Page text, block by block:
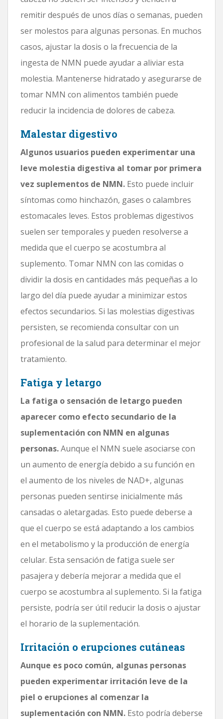
remitir después de unos días o semanas, pueden
ser molestos para algunas personas. En muchos
casos, ajustar la dosis o la frecuencia de la
ingesta de NMN puede ayudar a aliviar esta
molestia. Mantenerse hidratado y asegurarse de
tomar NMN con alimentos también puede
reducir la incidencia de dolores de cabeza.
Malestar digestivo
Algunos usuarios pueden experimentar una
leve molestia digestiva al tomar por primera
vez suplementos de NMN. Esto puede incluir
síntomas como hinchazón, gases o calambres
estomacales leves. Estos problemas digestivos
suelen ser temporales y pueden resolverse a
medida que el cuerpo se acostumbra al
suplemento. Tomar NMN con las comidas o
dividir la dosis en cantidades más pequeñas a lo
largo del día puede ayudar a minimizar estos
efectos secundarios. Si las molestias digestivas
persisten, se recomienda consultar con un
profesional de la salud para determinar el mejor
tratamiento.
Fatiga y letargo
La fatiga o sensación de letargo pueden
aparecer como efecto secundario de la
suplementación con NMN en algunas
personas.Aunque el NMN suele asociarse con
un aumento de energía debido a su función en
el aumento de los niveles de NAD+, algunas
personas pueden sentirse inicialmente más
cansadas o aletargadas. Esto puede deberse a
que el cuerpo se está adaptando a los cambios
en el metabolismo y la producción de energía
celular. Esta sensación de fatiga suele ser
pasajera y debería mejorar a medida que el
cuerpo se acostumbra al suplemento. Si la fatiga
persiste, podría ser útil reducir la dosis o ajustar
el horario de la suplementación.
Irritación o erupciones cutáneas
Aunque es poco común, algunas personas
pueden experimentar irritación leve de la
piel o erupciones al comenzar la
suplementación con NMN. Esto podría deberse